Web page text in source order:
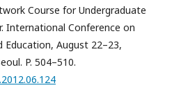
Course for Undergraduate
International Conference on
August 22–23,
P. 504–510.